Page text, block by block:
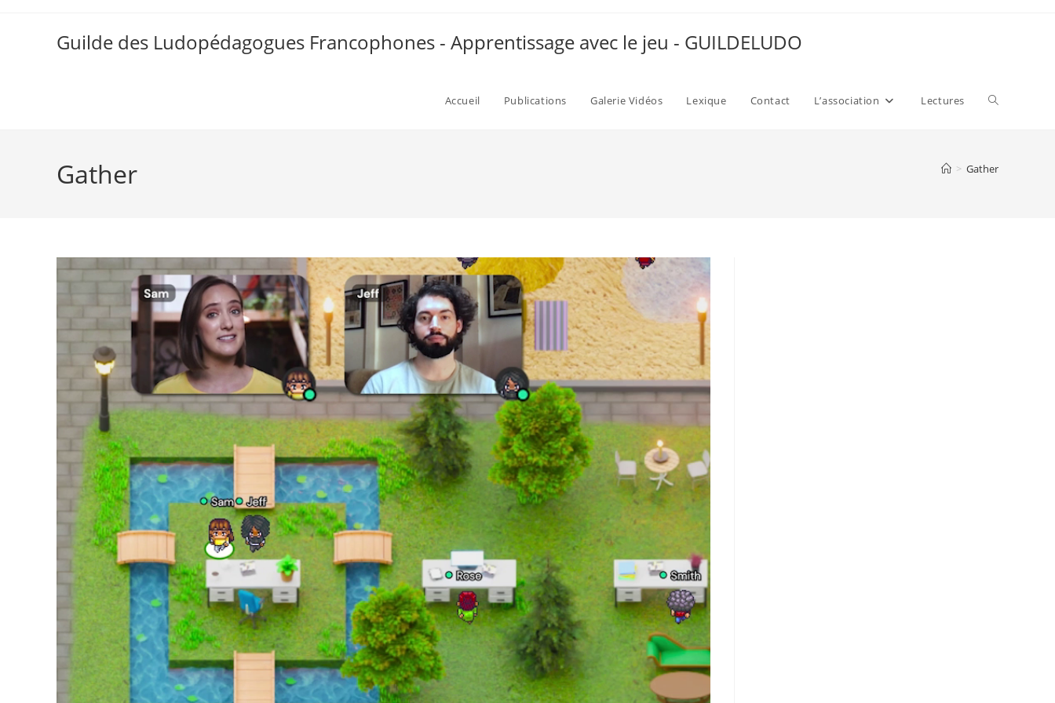
Guilde des Ludopédagogues Francophones - Apprentissage avec le jeu - GUILDELUDO
Accueil Publications Galerie Vidéos Lexique Contact L’association Lectures Toggle
Gather > Gather